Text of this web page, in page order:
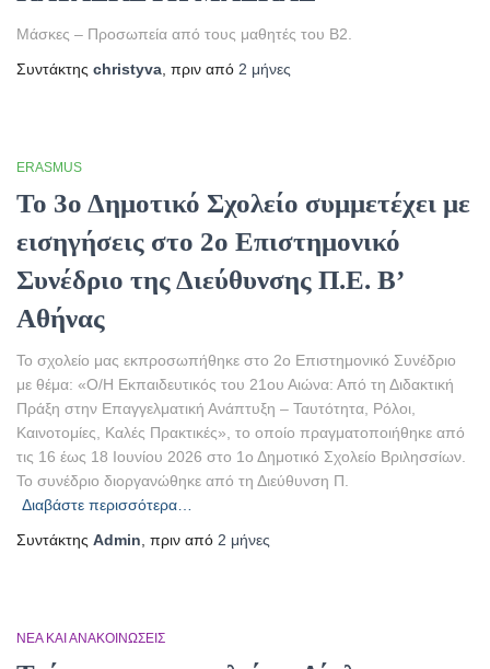
Μάσκες – Προσωπεία από τους μαθητές του Β2.
Συντάκτης christyva , πριν από 2 μήνες
ERASMUS
Το 3ο Δημοτικό Σχολείο συμμετέχει με
εισηγήσεις στο 2ο Επιστημονικό
Συνέδριο της Διεύθυνσης Π.Ε. Β’
Αθήνας
Το σχολείο μας εκπροσωπήθηκε στο 2ο Επιστημονικό Συνέδριο
με θέμα: «Ο/Η Εκπαιδευτικός του 21ου Αιώνα: Από τη Διδακτική
Πράξη στην Επαγγελματική Ανάπτυξη – Ταυτότητα, Ρόλοι,
Καινοτομίες, Καλές Πρακτικές», το οποίο πραγματοποιήθηκε από
τις 16 έως 18 Ιουνίου 2026 στο 1ο Δημοτικό Σχολείο Βριλησσίων.
Το συνέδριο διοργανώθηκε από τη Διεύθυνση Π.
Διαβάστε περισσότερα…
Συντάκτης Admin , πριν από 2 μήνες
ΝΈΑ ΚΑΙ ΑΝΑΚΟΙΝΏΣΕΙΣ